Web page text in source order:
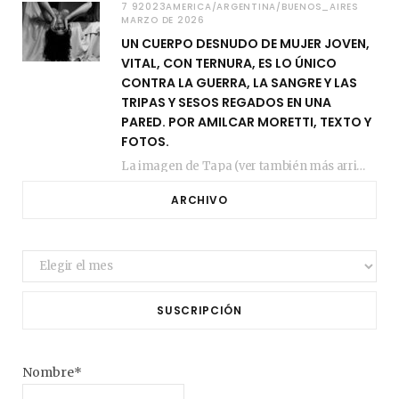
7 92023AMERICA/ARGENTINA/BUENOS_AIRES
MARZO DE 2026
UN CUERPO DESNUDO DE MUJER JOVEN,
VITAL, CON TERNURA, ES LO ÚNICO
CONTRA LA GUERRA, LA SANGRE Y LAS
TRIPAS Y SESOS REGADOS EN UNA
PARED. POR AMILCAR MORETTI, TEXTO Y
FOTOS.
La imagen de Tapa (ver también más arriba) fue compuesta en estos días de febrero…
ARCHIVO
Archivo
SUSCRIPCIÓN
Nombre*